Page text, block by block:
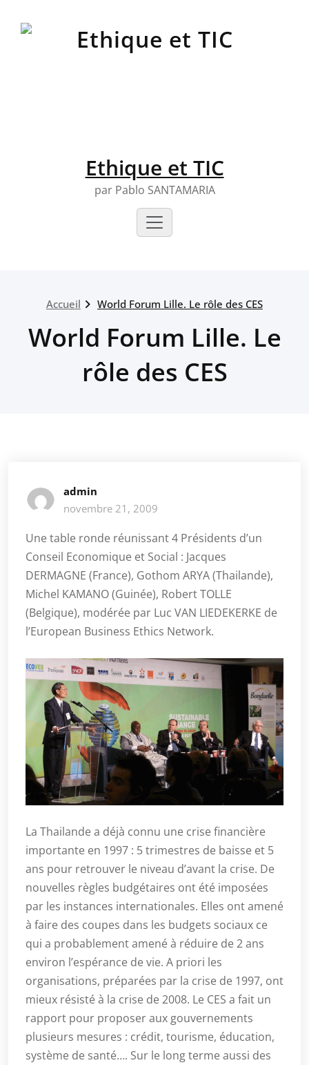
Ethique et TIC
par Pablo SANTAMARIA
Accueil World Forum Lille. Le rôle des CES
World Forum Lille. Le
rôle des CES
admin
novembre 21, 2009
Une table ronde réunissant 4 Présidents d’un
Conseil Economique et Social : Jacques
DERMAGNE (France), Gothom ARYA (Thailande),
Michel KAMANO (Guinée), Robert TOLLE
(Belgique), modérée par Luc VAN LIEDEKERKE de
l’European Business Ethics Network.
La Thailande a déjà connu une crise financière
importante en 1997 : 5 trimestres de baisse et 5
ans pour retrouver le niveau d’avant la crise. De
nouvelles règles budgétaires ont été imposées
par les instances internationales. Elles ont amené
à faire des coupes dans les budgets sociaux ce
qui a probablement amené à réduire de 2 ans
environ l’espérance de vie. A priori les
organisations, préparées par la crise de 1997, ont
mieux résisté à la crise de 2008. Le CES a fait un
rapport pour proposer aux gouvernements
plusieurs mesures : crédit, tourisme, éducation,
système de santé…. Sur le long terme aussi des